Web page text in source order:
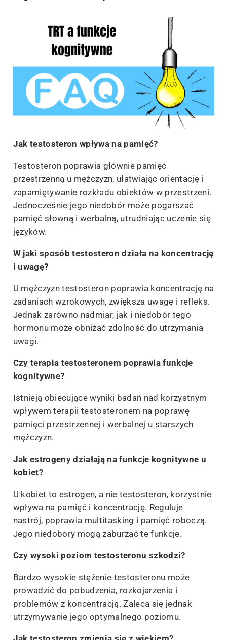
Jak testosteron wpływa na pamięć?
Testosteron poprawia głównie pamięć
przestrzenną u mężczyzn, ułatwiając orientację i
zapamiętywanie rozkładu obiektów w przestrzeni.
Jednocześnie jego niedobór może pogarszać
pamięć słowną i werbalną, utrudniając uczenie się
języków.
W jaki sposób testosteron działa na koncentrację
i uwagę?
U mężczyzn testosteron poprawia koncentrację na
zadaniach wzrokowych, zwiększa uwagę i refleks.
Jednak zarówno nadmiar, jak i niedobór tego
hormonu może obniżać zdolność do utrzymania
uwagi.
Czy terapia testosteronem poprawia funkcje
kognitywne?
Istnieją obiecujące wyniki badań nad korzystnym
wpływem terapii testosteronem na poprawę
pamięci przestrzennej i werbalnej u starszych
mężczyzn.
Jak estrogeny działają na funkcje kognitywne u
kobiet?
U kobiet to estrogen, a nie testosteron, korzystnie
wpływa na pamięć i koncentrację. Reguluje
nastrój, poprawia multitasking i pamięć roboczą.
Jego niedobory mogą zaburzać te funkcje.
Czy wysoki poziom testosteronu szkodzi?
Bardzo wysokie stężenie testosteronu może
prowadzić do pobudzenia, rozkojarzenia i
problemów z koncentracją. Zaleca się jednak
utrzymywanie jego optymalnego poziomu.